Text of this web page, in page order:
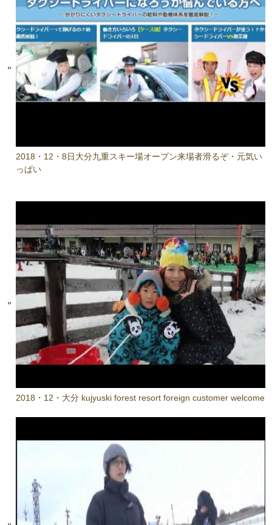
2018・12・8日大分九重スキー場オープン来場者滑るぞ・元気い
っぱい
2018・12・大分 kujyuski forest resort foreign customer welcome